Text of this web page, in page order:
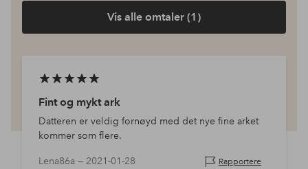
Vis alle omtaler (1)
Fint og mykt ark
Datteren er veldig fornøyd med det nye fine arket
kommer som flere.
Lena86a — 2021-01-28 Rapportere